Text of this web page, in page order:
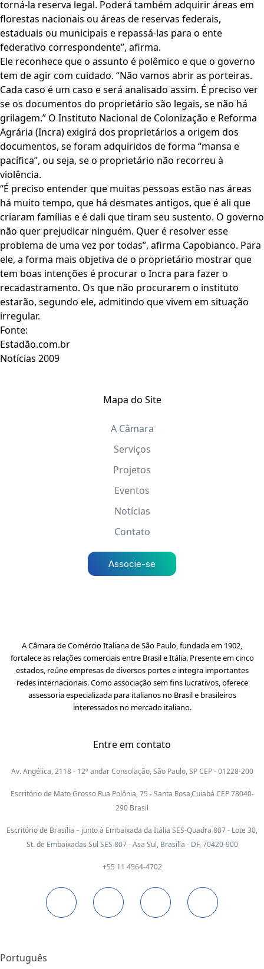
torná-la reserva legal. Poderá também adquirir áreas em
florestas nacionais ou áreas de reservas federais,
estaduais ou municipais e repassá-las para o ente
federativo correspondente”, afirma.
Ele reconhece que o assunto é polêmico e que o governo
tem de agir com cuidado. “Não vamos abrir as porteiras.
Cada caso é um caso e será analisado assim. É preciso ver
se os documentos do proprietário são legais, se não há
grilagem.” O Instituto Nacional de Colonização e Reforma
Agrária (Incra) exigirá dos proprietários a origem dos
documentos, se foram adquiridos de forma “mansa e
pacífica”, ou seja, se o proprietário não recorreu à
violência.
“É preciso entender que muitas pessoas estão nas áreas
há muito tempo, que há desmates antigos, que é ali que
criaram famílias e é dali que tiram seu sustento. O governo
não quer prejudicar ninguém. Quer é resolver esse
problema de uma vez por todas”, afirma Capobianco. Para
ele, a forma mais objetiva de o proprietário mostrar que
tem boas intenções é procurar o Incra para fazer o
recadastramento. Os que não procurarem o instituto
estarão, segundo ele, admitindo que vivem em situação
irregular.
Fonte:
Estadão.com.br
Notícias 2009
Mapa do Site
A Câmara
Serviços
Projetos
Eventos
Notícias
Contato
Associe-se
A Câmara de Comércio Italiana de São Paulo, fundada em 1902,
fortalece as relações comerciais entre Brasil e Itália. Presente em cinco
estados, reúne empresas de diversos portes e integra importantes
redes internacionais. Como associação sem fins lucrativos, oferece
assessoria especializada para italianos no Brasil e brasileiros
interessados no mercado italiano.
Entre em contato
Av. Angélica, 2118 - 12º andar Consolação, São Paulo, SP CEP - 01228-200
Escritório de Mato Grosso Rua Polônia, 75 - Santa Rosa,Cuiabá CEP 78040-
290 Brasil
Escritório de Brasília – junto à Embaixada da Itália SES-Quadra 807 - Lote 30,
St. de Embaixadas Sul SES 807 - Asa Sul, Brasília - DF, 70420-900
+55 11 4564-4702
Português